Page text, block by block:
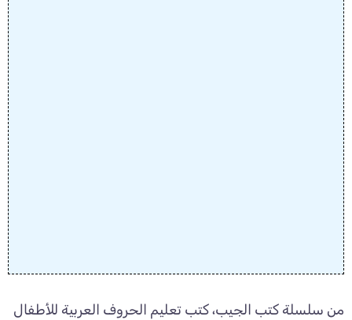
من سلسلة كتب الجيب، كتب تعليم الحروف العربية للأطفال